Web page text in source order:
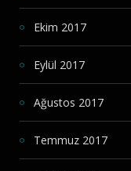
Ekim 2017
Eylül 2017
Ağustos 2017
Temmuz 2017